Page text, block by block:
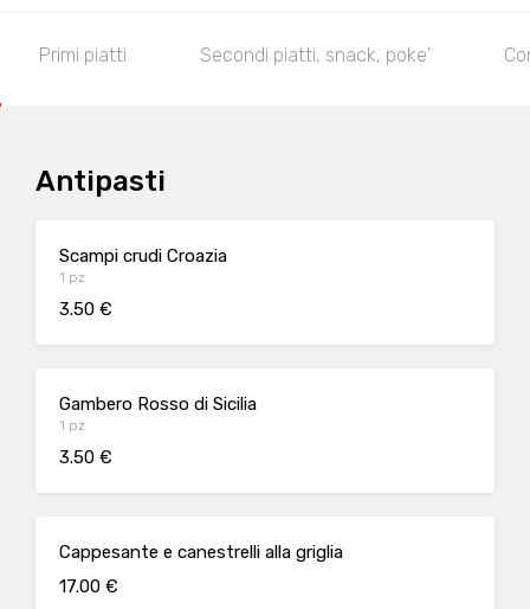
Primi piatti Secondi piatti, snack, poke'
Antipasti
Scampi crudi Croazia
1 pz
3.50 €
Gambero Rosso di Sicilia
1 pz
3.50 €
Cappesante e canestrelli alla griglia
17.00 €